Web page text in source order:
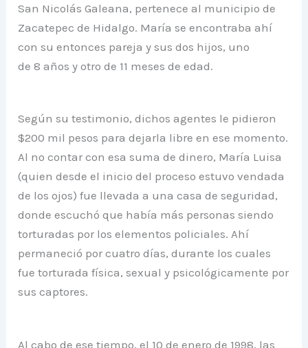
San Nicolás Galeana, pertenece al municipio de
Zacatepec de Hidalgo. María se encontraba ahí
con su entonces pareja y sus dos hijos, uno
de 8 años y otro de 11 meses de edad.
Según su testimonio, dichos agentes le pidieron
$200 mil pesos para dejarla libre en ese momento.
Al no contar con esa suma de dinero, María Luisa
(quien desde el inicio del proceso estuvo vendada
de los ojos) fue llevada a una casa de seguridad,
donde escuchó que había más personas siendo
torturadas por los elementos policiales. Ahí
permaneció por cuatro días, durante los cuales
fue torturada física, sexual y psicológicamente por
sus captores.
Al cabo de ese tiempo, el 10 de enero de 1998, las